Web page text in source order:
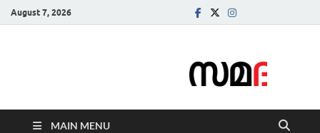
August 7, 2026
MAIN MENU